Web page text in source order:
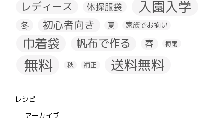
レディース 体操服袋 入園入学
冬 初心者向き 夏 家族でお揃い
巾着袋 帆布で作る 春 梅雨
無料 秋 補正 送料無料
レシピ
アーカイブ